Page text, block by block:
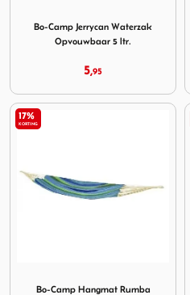
Bo-Camp Jerrycan Waterzak
Opvouwbaar 5 ltr.
5,95
17%
KORTING
Bo-Camp Hangmat Rumba